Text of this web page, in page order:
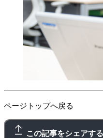
ページトップへ戻る
この記事をシェアする